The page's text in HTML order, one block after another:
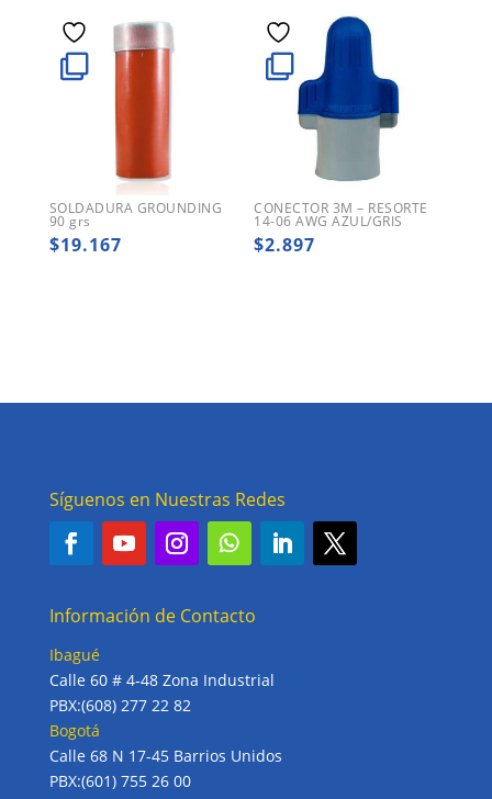
SOLDADURA GROUNDING
90 grs
$19.167
CONECTOR 3M – RESORTE
14-06 AWG AZUL/GRIS
$2.897
Síguenos en Nuestras Redes
Información de Contacto
Ibagué
Calle 60 # 4-48 Zona Industrial
PBX:(608) 277 22 82
Bogotá
Calle 68 N 17-45 Barrios Unidos
PBX:(601) 755 26 00